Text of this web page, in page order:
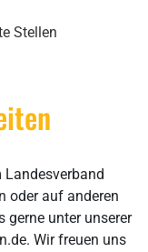
Stellen
Landesverband
oder auf anderen
gerne unter unserer
Wir freuen uns